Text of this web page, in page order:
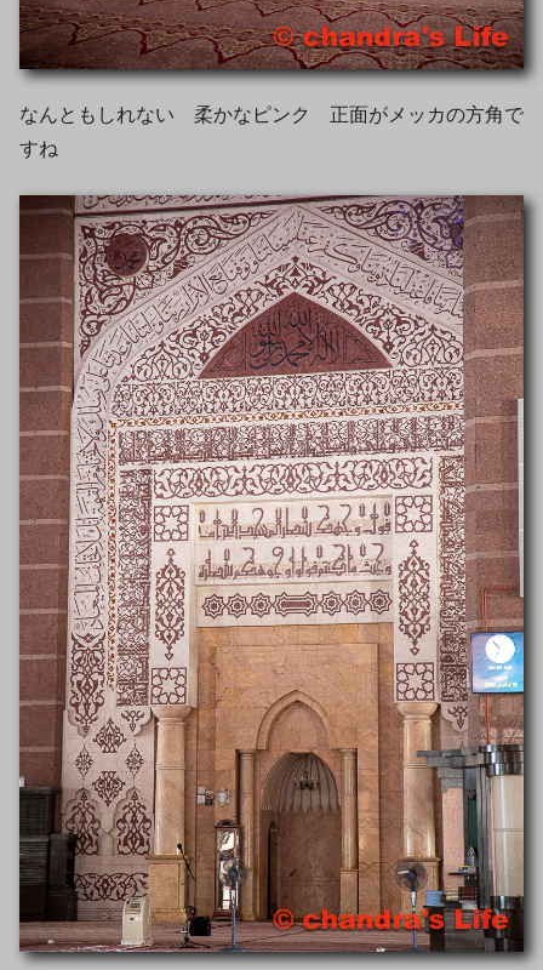
なんともしれない 柔かなピンク 正面がメッカの方角で
すね